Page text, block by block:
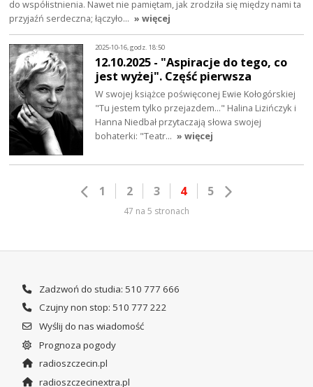
do współistnienia. Nawet nie pamiętam, jak zrodziła się między nami ta
przyjaźń serdeczna; łączyło… » więcej
2025-10-16, godz. 18:50
12.10.2025 - "Aspiracje do tego, co
jest wyżej". Część pierwsza
W swojej książce poświęconej Ewie Kołogórskiej
"Tu jestem tylko przejazdem..." Halina Lizińczyk i
Hanna Niedbał przytaczają słowa swojej
bohaterki: "Teatr… » więcej
1 2 3 4 5
47 na 5 stronach
Zadzwoń do studia: 510 777 666
Czujny non stop: 510 777 222
Wyślij do nas wiadomość
Prognoza pogody
radioszczecin.pl
radioszczecinextra.pl